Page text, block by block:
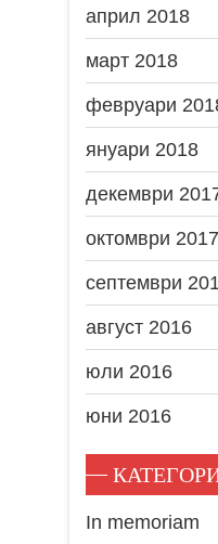
април 2018
март 2018
февруари
януари 2018
декември
октомври 2017
септември
август 2016
юли 2016
юни 2016
In memoriam